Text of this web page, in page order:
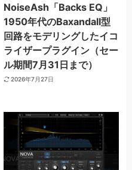
NoiseAsh「Backs EQ」
1950年代のBaxandall型
回路をモデリングしたイコ
ライザープラグイン（セー
ル期間7月31日まで）
2026年7月27日